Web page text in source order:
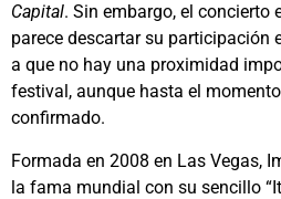
Capital. Sin embargo, el concierto
parece descartar su participación
a que no hay una proximidad
festival, aunque hasta el
confirmado.
Formada en 2008 en Las Vegas,
la fama mundial con su sencillo